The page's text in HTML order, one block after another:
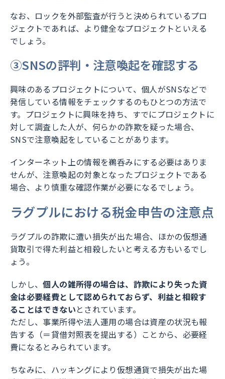
なお、ロックを外部監査が行うと決められているプロ
ジェクトであれば、より健全なプロジェクトといえる
でしょう。
③SNSの評判・注意喚起を確認する
興味のあるプロジェクトについて、個人がSNSなどで
発信している情報をチェックするのもひとつの方法で
す。プロジェクトに興味を持ち、すでにプロジェクトに
対して調査した人が、何らかの詐欺を疑った場合、
SNSで注意喚起をしていることがあります。
インターネット上の情報を鵜呑みにする必要はありま
せんが、注意喚起の対象となったプロジェクトである
場合、より慎重な確認作業が必要になるでしょう。
ラグプルにおける税金申告の注意点
ラグプルの詐欺に遭い損失が出た場合、ほかの仮想通
貨取引で得た利益と相殺したいと考える方もいるでし
ょう。
しかし、個人の雑所得の場合は、詐欺により失った資
金は必要経費として認められておらず、利益と相殺す
ることはできないとされています。
ただし、事業所得や法人運用の場合は資産の状況も報
告する（＝貸借対照表を提出する）ことから、必要経
費になるとみられています。
ちなみに、ハッキングにより仮想通貨で損失が出た場